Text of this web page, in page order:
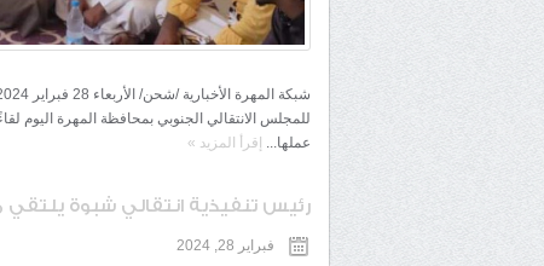
للمجلس الانتقالي الجنوبي بمحافظة المهرة اليوم
عملها... إقرأ المزيد »
رئيس تنفيذية انتقالي شبوة
فبراير 28, 2024